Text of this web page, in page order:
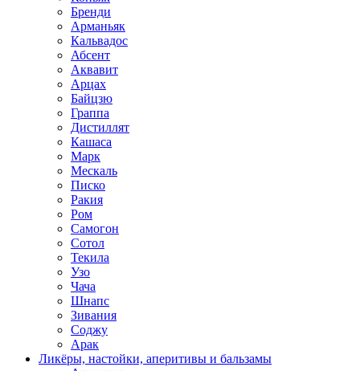
Бренди
Арманьяк
Кальвадос
Абсент
Аквавит
Арцах
Байцзю
Граппа
Дистиллят
Кашаса
Марк
Мескаль
Писко
Ракия
Ром
Самогон
Сотол
Текила
Узо
Чача
Шнапс
Зивания
Соджу
Арак
Ликёры, настойки, аперитивы и бальзамы